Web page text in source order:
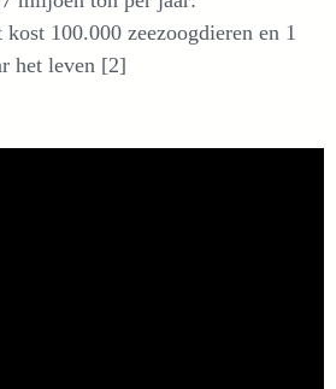
100.000 zeezoogdieren en 1
het leven [2]